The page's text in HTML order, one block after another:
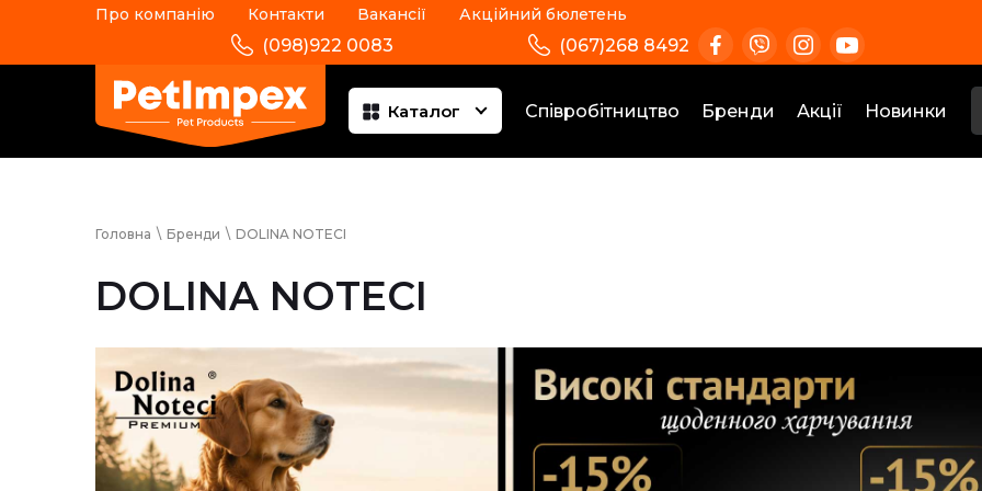
Про компанію Контакти Вакансії Акційний бюлетень
(098)922 0083 (067)268 8492
Каталог Співробітництво Бренди Акції Новинки
Головна \ Бренди \ DOLINA NOTECI
DOLINA NOTECI